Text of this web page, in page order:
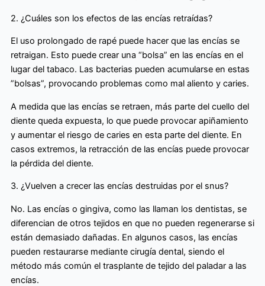
2. ¿Cuáles son los efectos de las encías retraídas?
El uso prolongado de rapé puede hacer que las encías se
retraigan. Esto puede crear una “bolsa” en las encías en el
lugar del tabaco. Las bacterias pueden acumularse en estas
”bolsas”, provocando problemas como mal aliento y caries.
A medida que las encías se retraen, más parte del cuello del
diente queda expuesta, lo que puede provocar apiñamiento
y aumentar el riesgo de caries en esta parte del diente. En
casos extremos, la retracción de las encías puede provocar
la pérdida del diente.
3. ¿Vuelven a crecer las encías destruidas por el snus?
No. Las encías o gingiva, como las llaman los dentistas, se
diferencian de otros tejidos en que no pueden regenerarse si
están demasiado dañadas. En algunos casos, las encías
pueden restaurarse mediante cirugía dental, siendo el
método más común el trasplante de tejido del paladar a las
encías.